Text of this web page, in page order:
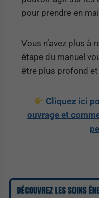
pour prendre en
Vous n’avez plus à
étape du manuel
être plus profond
Cliquez ici
ouvrage et